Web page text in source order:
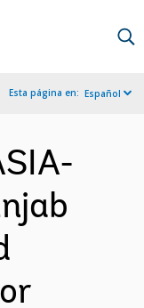
Esta página en: Español